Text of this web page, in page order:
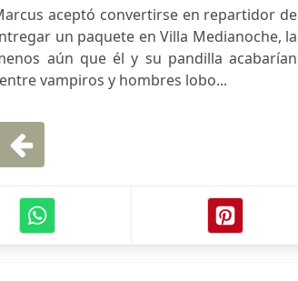
aceptó convertirse en repartidor de
un paquete en Villa Medianoche, la
aún que él y su pandilla acabarían
vampiros y hombres lobo...